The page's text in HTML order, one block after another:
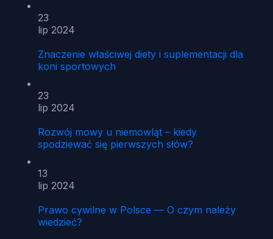
23
lip 2024
Znaczenie właściwej diety i suplementacji dla
koni sportowych
23
lip 2024
Rozwój mowy u niemowląt – kiedy
spodziewać się pierwszych słów?
13
lip 2024
Prawo cywilne w Polsce — O czym należy
wiedzieć?